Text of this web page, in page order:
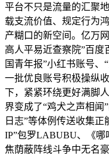
平台不只是流量的汇聚
载支流价值、规定行为
产糊口的新空间。亿万
高人平易近查察院”百度
国青年报”小红书账号
一批优良账号积极操纵
下，紧紧环绕更好满脚
界变成了“鸡犬之声相闻
日志”等体例传送收集正
IP”包罗LABUBU、《哪
焦荫蔽阵线斗争中无名